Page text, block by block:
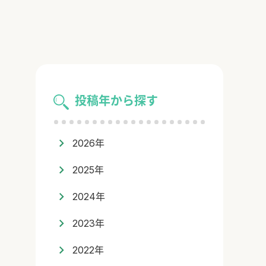
投稿年から探す
2026年
2025年
2024年
2023年
2022年